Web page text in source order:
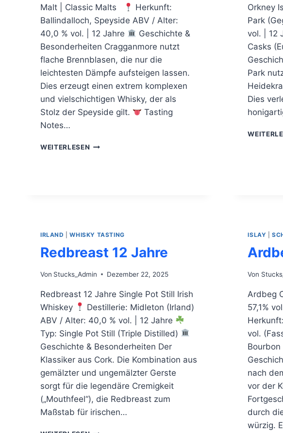
Malt | Classic Malts
Herkunft:
Ballindalloch, Speyside ABV / Alter:
40,0 % vol. | 12 Jahre
Geschichte &
Besonderheiten Cragganmore nutzt
flache Brennblasen, die nur die
leichtesten Dämpfe aufsteigen lassen.
Dies erzeugt einen extrem komplexen
und vielschichtigen Whisky, der als
Stolz der Speyside gilt.
Tasting
Notes…
WEITERLESEN CRAGGANMORE
Orkney
Park
vol. | 12
Casks
Park
Dies
IRLAND |WHISKY TASTING
Redbreast 12 Jahre
Von Stucks_Admin Dezember 22, 2025
Redbreast 12 Jahre Single Pot Still Irish
Whiskey
Destillerie: Midleton (Irland)
ABV / Alter: 40,0 % vol. | 12 Jahre
Typ: Single Pot Still (Triple Distilled)
Geschichte & Besonderheiten Der
Klassiker aus Cork. Die Kombination aus
gemälzter und ungemälzter Gerste
sorgt für die legendäre Cremigkeit
(„Mouthfeel“), die Redbreast zum
Maßstab für irischen…
REDBREAST
ISLAY |
Von
Ardbeg
57,1%
vol.
Bourbon
nach
vor der
durch
würzig.